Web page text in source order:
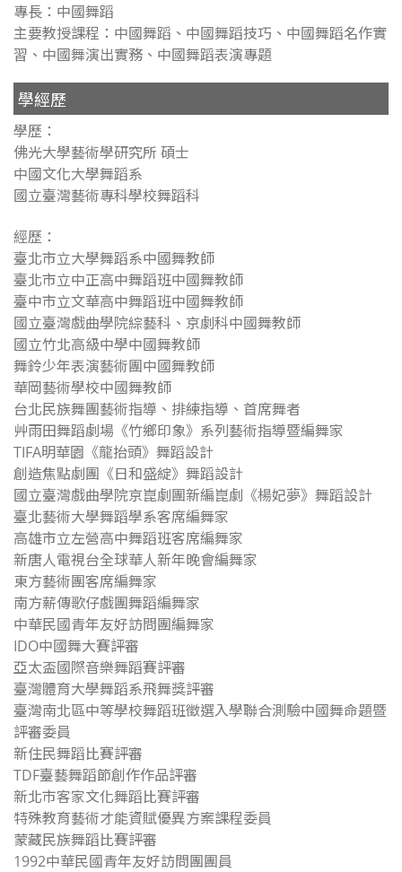
專長：中國舞蹈
主要教授課程：中國舞蹈、中國舞蹈技巧、中國舞蹈名作實
習、中國舞演出實務、中國舞蹈表演專題
學經歷
學歷：
佛光大學藝術學研究所 碩士
中國文化大學舞蹈系
國立臺灣藝術專科學校舞蹈科
經歷：
臺北市立大學舞蹈系中國舞教師
臺北市立中正高中舞蹈班中國舞教師
臺中市立文華高中舞蹈班中國舞教師
國立臺灣戲曲學院綜藝科、京劇科中國舞教師
國立竹北高級中學中國舞教師
舞鈴少年表演藝術團中國舞教師
華岡藝術學校中國舞教師
台北民族舞團藝術指導、排練指導、首席舞者
艸雨田舞蹈劇場《竹鄉印象》系列藝術指導暨編舞家
TIFA明華園《龍抬頭》舞蹈設計
創造焦點劇團《日和盛綻》舞蹈設計
國立臺灣戲曲學院京崑劇團新編崑劇《楊妃夢》舞蹈設計
臺北藝術大學舞蹈學系客席編舞家
高雄市立左營高中舞蹈班客席編舞家
新唐人電視台全球華人新年晚會編舞家
東方藝術團客席編舞家
南方薪傳歌仔戲團舞蹈編舞家
中華民國青年友好訪問團編舞家
IDO中國舞大賽評審
亞太盃國際音樂舞蹈賽評審
臺灣體育大學舞蹈系飛舞獎評審
臺灣南北區中等學校舞蹈班徵選入學聯合測驗中國舞命題暨
評審委員
新住民舞蹈比賽評審
TDF臺藝舞蹈節創作作品評審
新北市客家文化舞蹈比賽評審
特殊教育藝術才能資賦優異方案課程委員
蒙藏民族舞蹈比賽評審
1992中華民國青年友好訪問團團員